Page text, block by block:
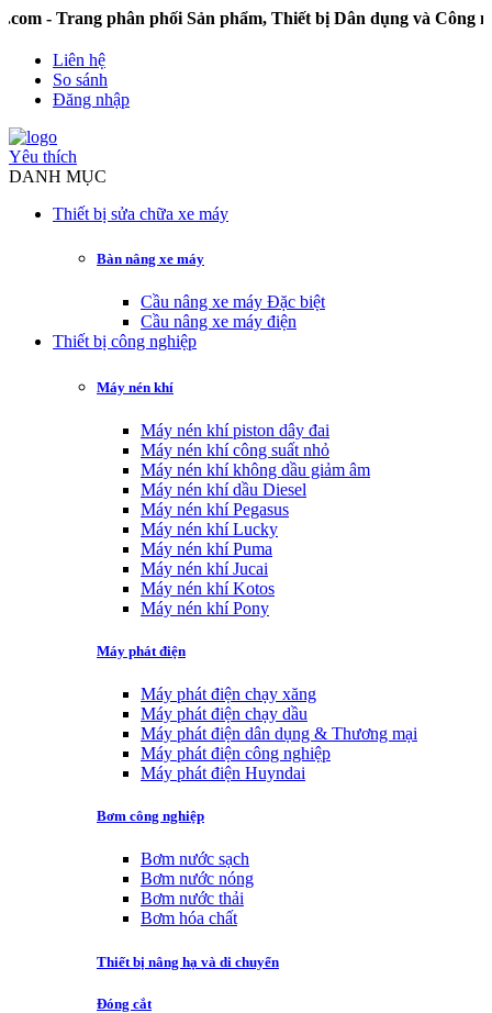
phân phối Sản phẩm, Thiết bị Dân dụng và Công nghiệp
Liên hệ
So sánh
Đăng nhập
Yêu thích
DANH MỤC
Thiết bị sửa chữa xe máy
Bàn nâng xe máy
Cầu nâng xe máy Đặc biệt
Cầu nâng xe máy điện
Thiết bị công nghiệp
Máy nén khí
Máy nén khí piston dây đai
Máy nén khí công suất nhỏ
Máy nén khí không dầu giảm âm
Máy nén khí dầu Diesel
Máy nén khí Pegasus
Máy nén khí Lucky
Máy nén khí Puma
Máy nén khí Jucai
Máy nén khí Kotos
Máy nén khí Pony
Máy phát điện
Máy phát điện chạy xăng
Máy phát điện chạy dầu
Máy phát điện dân dụng & Thương mại
Máy phát điện công nghiệp
Máy phát điện Huyndai
Bơm công nghiệp
Bơm nước sạch
Bơm nước nóng
Bơm nước thải
Bơm hóa chất
Thiết bị nâng hạ và di chuyển
Đóng cắt